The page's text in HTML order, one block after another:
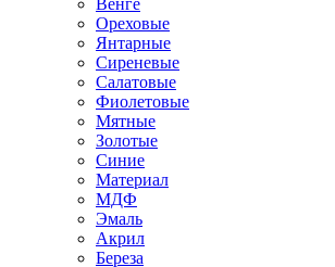
Венге
Ореховые
Янтарные
Сиреневые
Салатовые
Фиолетовые
Мятные
Золотые
Синие
Материал
МДФ
Эмаль
Акрил
Береза